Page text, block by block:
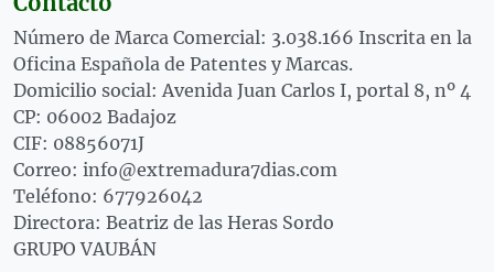
Número de Marca Comercial: 3.038.166 Inscrita en la
Oficina Española de Patentes y Marcas.
Domicilio social: Avenida Juan Carlos I, portal 8, nº 4
CP: 06002 Badajoz
CIF: 08856071J
Correo: info@extremadura7dias.com
Teléfono: 677926042
Directora: Beatriz de las Heras Sordo
GRUPO VAUBÁN